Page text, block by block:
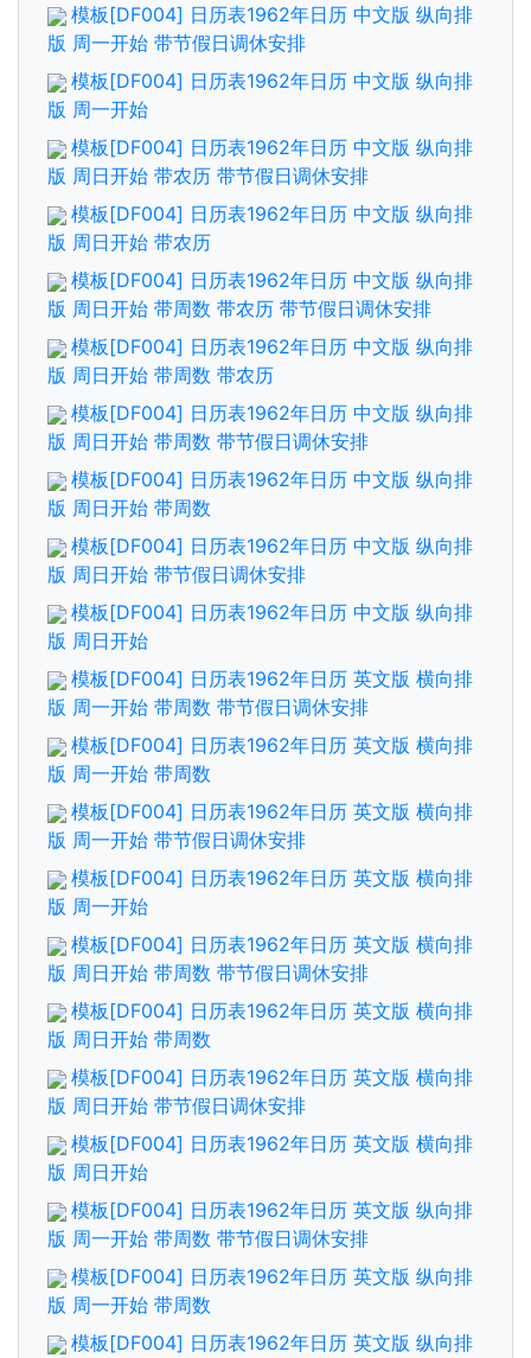
模板[DF004] 日历表1962年日历 中文版 纵向排
版 周一开始 带节假日调休安排
模板[DF004] 日历表1962年日历 中文版 纵向排
版 周一开始
模板[DF004] 日历表1962年日历 中文版 纵向排
版 周日开始 带农历 带节假日调休安排
模板[DF004] 日历表1962年日历 中文版 纵向排
版 周日开始 带农历
模板[DF004] 日历表1962年日历 中文版 纵向排
版 周日开始 带周数 带农历 带节假日调休安排
模板[DF004] 日历表1962年日历 中文版 纵向排
版 周日开始 带周数 带农历
模板[DF004] 日历表1962年日历 中文版 纵向排
版 周日开始 带周数 带节假日调休安排
模板[DF004] 日历表1962年日历 中文版 纵向排
版 周日开始 带周数
模板[DF004] 日历表1962年日历 中文版 纵向排
版 周日开始 带节假日调休安排
模板[DF004] 日历表1962年日历 中文版 纵向排
版 周日开始
模板[DF004] 日历表1962年日历 英文版 横向排
版 周一开始 带周数 带节假日调休安排
模板[DF004] 日历表1962年日历 英文版 横向排
版 周一开始 带周数
模板[DF004] 日历表1962年日历 英文版 横向排
版 周一开始 带节假日调休安排
模板[DF004] 日历表1962年日历 英文版 横向排
版 周一开始
模板[DF004] 日历表1962年日历 英文版 横向排
版 周日开始 带周数 带节假日调休安排
模板[DF004] 日历表1962年日历 英文版 横向排
版 周日开始 带周数
模板[DF004] 日历表1962年日历 英文版 横向排
版 周日开始 带节假日调休安排
模板[DF004] 日历表1962年日历 英文版 横向排
版 周日开始
模板[DF004] 日历表1962年日历 英文版 纵向排
版 周一开始 带周数 带节假日调休安排
模板[DF004] 日历表1962年日历 英文版 纵向排
版 周一开始 带周数
模板[DF004] 日历表1962年日历 英文版 纵向排